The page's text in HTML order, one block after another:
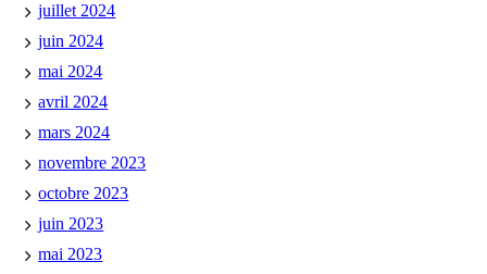
juillet 2024
juin 2024
mai 2024
avril 2024
mars 2024
novembre 2023
octobre 2023
juin 2023
mai 2023